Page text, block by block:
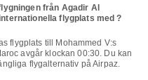
från Agadir Al
flygplats med ?
avgår klockan 00:30. Du kan
flygalternativ på Airpaz.